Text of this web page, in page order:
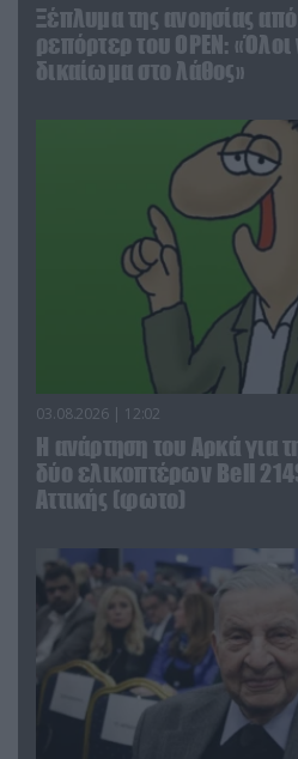
Ξέπλυμα της ανοησίας
ρεπόρτερ του ΟΡΕΝ:
δικαίωμα στο λάθος»
03.08.2026 | 12:02
Η ανάρτηση του Αρκά για
δύο ελικοπτέρων Bell
Αττικής (φωτο)